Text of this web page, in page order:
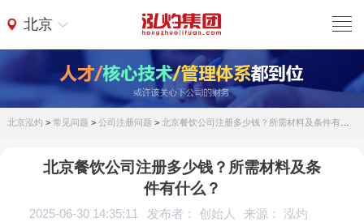
北京
北京泓灼 > 常见问题 > 公司注册问题 > 北京餐饮公司注册多少钱？所需材料及条件有什么？
北京餐饮公司注册多少钱？所需材料及条
件有什么？
2025-06-30 14:35:11 发布者： 创始人 来源： 泓灼